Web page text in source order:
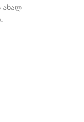
ახალ